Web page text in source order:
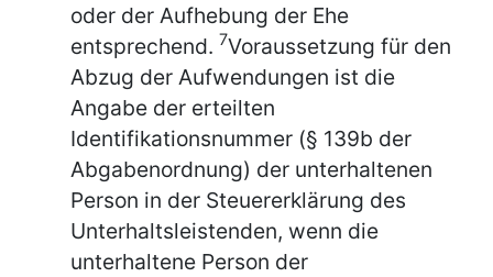
oder der Aufhebung der Ehe
entsprechend. 7Voraussetzung für den
Abzug der Aufwendungen ist die
Angabe der erteilten
Identifikationsnummer (§ 139b der
Abgabenordnung) der unterhaltenen
Person in der Steuererklärung des
Unterhaltsleistenden, wenn die
unterhaltene Person der